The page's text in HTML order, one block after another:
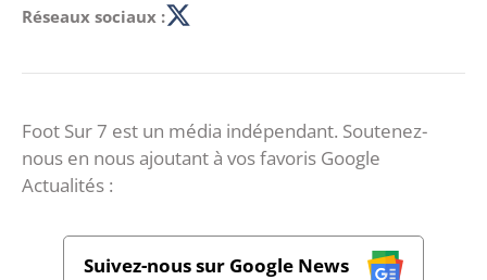
Réseaux sociaux :
Foot Sur 7 est un média indépendant. Soutenez-
nous en nous ajoutant à vos favoris Google
Actualités :
Suivez-nous sur Google News